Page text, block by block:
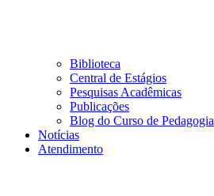
Biblioteca
Central de Estágios
Pesquisas Acadêmicas
Publicações
Blog do Curso de Pedagogia
Notícias
Atendimento